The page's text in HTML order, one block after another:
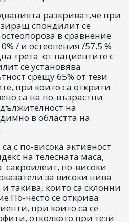
разкриват,че при
спондилит се
в сравнение
/ и остеопения /57,5 %
трета от пациентите с
се установява
срещу 65% от тези
при които са открити
са на по-възрастни
на
в областта на
с по-висока активност
на телесната маса,
по-високи
за високи нива
такива, които са склонни
често се открива
при които са се
отколкото при тези